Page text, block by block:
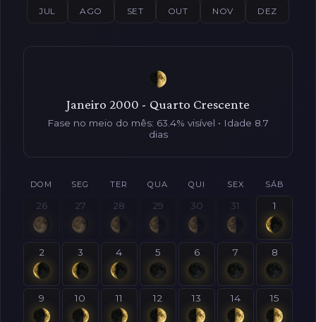
JUL AGO SET OUT NOV DEZ
Janeiro 2000 - Quarto Crescente
Fase no meio do mês: 63.4% visível • Idade 8.7
dias
DOM SEG TER QUA QUI SEX SÁB
26 27 28 29 30 31 1
2 3 4 5 6 7 8
9 10 11 12 13 14 15